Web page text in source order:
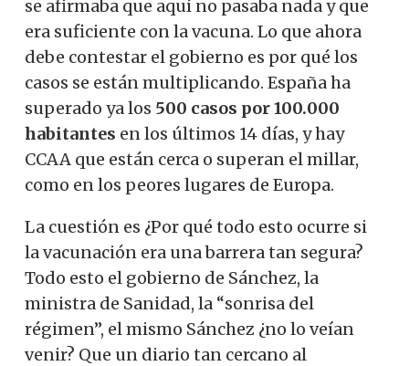
se afirmaba que aquí no pasaba nada y que
era suficiente con la vacuna. Lo que ahora
debe contestar el gobierno es por qué los
casos se están multiplicando. España ha
superado ya los 500 casos por 100.000
habitantes en los últimos 14 días, y hay
CCAA que están cerca o superan el millar,
como en los peores lugares de Europa.
La cuestión es ¿Por qué todo esto ocurre si
la vacunación era una barrera tan segura?
Todo esto el gobierno de Sánchez, la
ministra de Sanidad, la “sonrisa del
régimen”, el mismo Sánchez ¿no lo veían
venir? Que un diario tan cercano al